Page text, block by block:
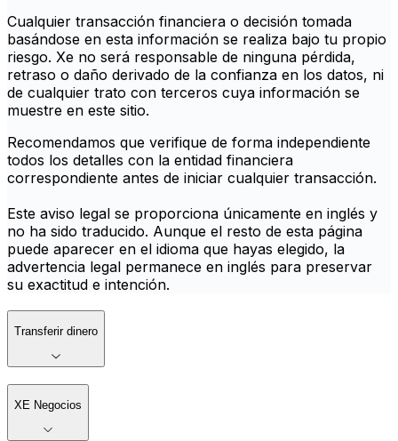
Cualquier transacción financiera o decisión tomada
basándose en esta información se realiza bajo tu propio
riesgo. Xe no será responsable de ninguna pérdida,
retraso o daño derivado de la confianza en los datos, ni
de cualquier trato con terceros cuya información se
muestre en este sitio.
Recomendamos que verifique de forma independiente
todos los detalles con la entidad financiera
correspondiente antes de iniciar cualquier transacción.
Este aviso legal se proporciona únicamente en inglés y
no ha sido traducido. Aunque el resto de esta página
puede aparecer en el idioma que hayas elegido, la
advertencia legal permanece en inglés para preservar
su exactitud e intención.
Transferir dinero
XE Negocios